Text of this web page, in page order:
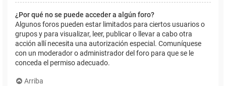
¿Por qué no se puede acceder a algún foro?
Algunos foros pueden estar limitados para ciertos usuarios o
grupos y para visualizar, leer, publicar o llevar a cabo otra
acción allí necesita una autorización especial. Comuníquese
con un moderador o administrador del foro para que se le
conceda el permiso adecuado.
Arriba